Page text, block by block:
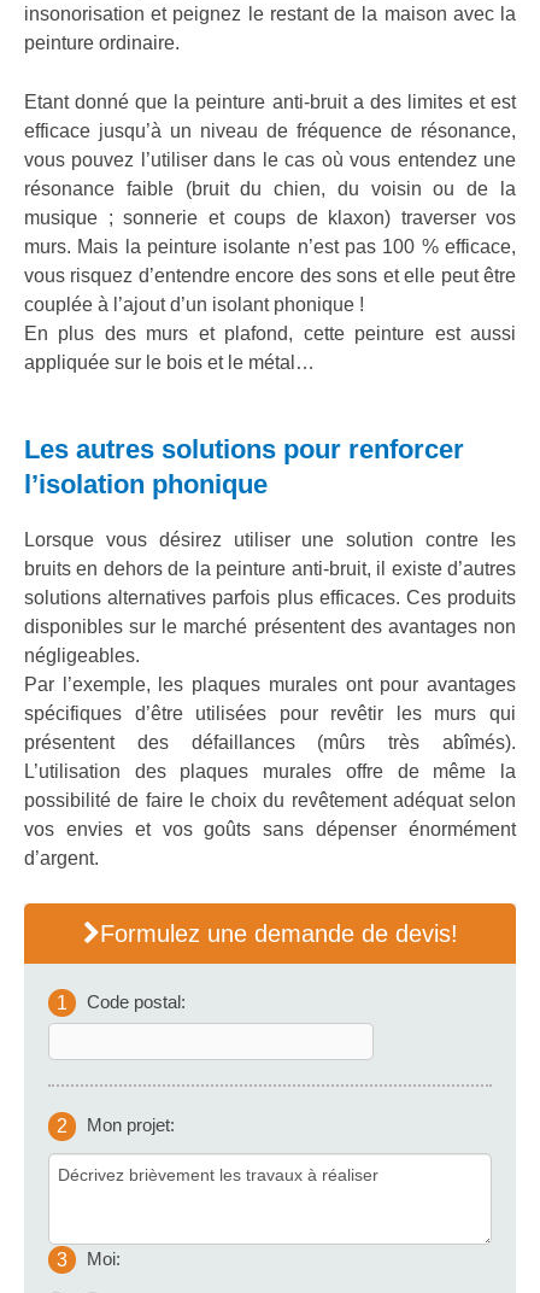
insonorisation et peignez le restant de la maison avec la
peinture ordinaire.
Etant donné que la peinture anti-bruit a des limites et est
efficace jusqu’à un niveau de fréquence de résonance,
vous pouvez l’utiliser dans le cas où vous entendez une
résonance faible (bruit du chien, du voisin ou de la
musique ; sonnerie et coups de klaxon) traverser vos
murs. Mais la peinture isolante n’est pas 100 % efficace,
vous risquez d’entendre encore des sons et elle peut être
couplée à l’ajout d’un isolant phonique !
En plus des murs et plafond, cette peinture est aussi
appliquée sur le bois et le métal…
Les autres solutions pour renforcer
l’isolation phonique
Lorsque vous désirez utiliser une solution contre les
bruits en dehors de la peinture anti-bruit, il existe d’autres
solutions alternatives parfois plus efficaces. Ces produits
disponibles sur le marché présentent des avantages non
négligeables.
Par l’exemple, les plaques murales ont pour avantages
spécifiques d’être utilisées pour revêtir les murs qui
présentent des défaillances (mûrs très abîmés).
L’utilisation des plaques murales offre de même la
possibilité de faire le choix du revêtement adéquat selon
vos envies et vos goûts sans dépenser énormément
d’argent.
Formulez une demande de devis!
1 Code postal:
2 Mon projet:
3 Moi: